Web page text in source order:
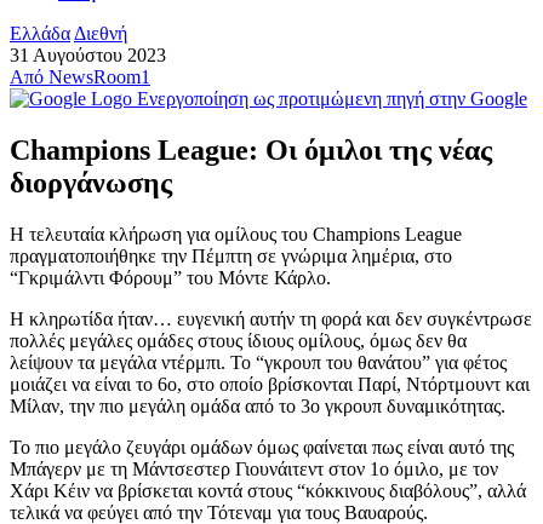
Ελλάδα Διεθνή
31 Αυγούστου 2023
Από NewsRoom1
Ενεργοποίηση ως προτιμώμενη πηγή στην Google
Champions League: Οι όμιλοι της νέας
διοργάνωσης
Η τελευταία κλήρωση για ομίλους του Champions League
πραγματοποιήθηκε την Πέμπτη σε γνώριμα λημέρια, στο
“Γκριμάλντι Φόρουμ” του Μόντε Κάρλο.
Η κληρωτίδα ήταν… ευγενική αυτήν τη φορά και δεν συγκέντρωσε
πολλές μεγάλες ομάδες στους ίδιους ομίλους, όμως δεν θα
λείψουν τα μεγάλα ντέρμπι. Το “γκρουπ του θανάτου” για φέτος
μοιάζει να είναι το 6ο, στο οποίο βρίσκονται Παρί, Ντόρτμουντ και
Μίλαν, την πιο μεγάλη ομάδα από το 3ο γκρουπ δυναμικότητας.
Το πιο μεγάλο ζευγάρι ομάδων όμως φαίνεται πως είναι αυτό της
Μπάγερν με τη Μάντσεστερ Γιουνάιτεντ στον 1ο όμιλο, με τον
Χάρι Κέιν να βρίσκεται κοντά στους “κόκκινους διαβόλους”, αλλά
τελικά να φεύγει από την Τότεναμ για τους Βαυαρούς.